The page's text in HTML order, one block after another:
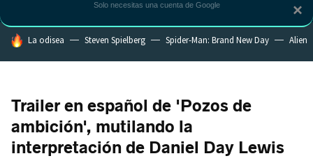
HOY SE HABLA DE
La odisea Steven Spielberg Spider-Man: Brand New Day Alien
Trailer en español de 'Pozos de
ambición', mutilando la
interpretación de Daniel Day Lewis
×
Solo necesitas una cuenta de Google